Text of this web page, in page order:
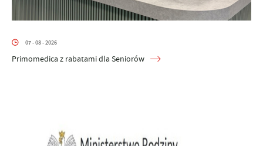
07 - 08 - 2026
Primomedica z rabatami dla Seniorów